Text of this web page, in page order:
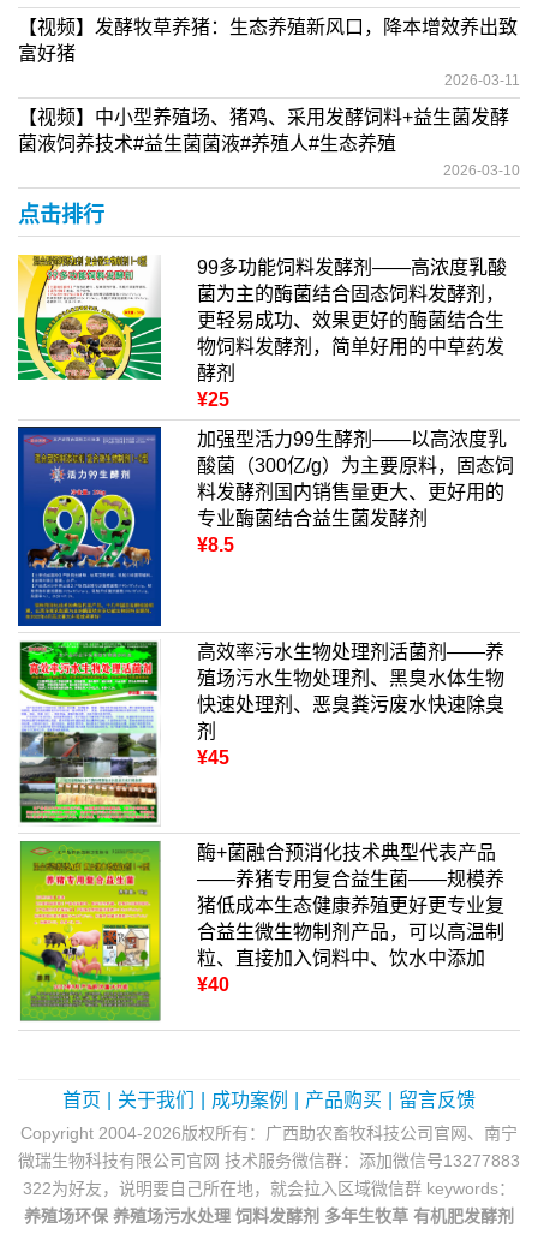
【视频】发酵牧草养猪：生态养殖新风口，降本增效养出致
富好猪
2026-03-11
【视频】中小型养殖场、猪鸡、采用发酵饲料+益生菌发酵
菌液饲养技术#益生菌菌液#养殖人#生态养殖
2026-03-10
点击排行
99多功能饲料发酵剂——高浓度乳酸
菌为主的酶菌结合固态饲料发酵剂，
更轻易成功、效果更好的酶菌结合生
物饲料发酵剂，简单好用的中草药发
酵剂
¥25
加强型活力99生酵剂——以高浓度乳
酸菌（300亿/g）为主要原料，固态饲
料发酵剂国内销售量更大、更好用的
专业酶菌结合益生菌发酵剂
¥8.5
高效率污水生物处理剂活菌剂——养
殖场污水生物处理剂、黑臭水体生物
快速处理剂、恶臭粪污废水快速除臭
剂
¥45
酶+菌融合预消化技术典型代表产品
——养猪专用复合益生菌——规模养
猪低成本生态健康养殖更好更专业复
合益生微生物制剂产品，可以高温制
粒、直接加入饲料中、饮水中添加
¥40
首页 关于我们 成功案例 产品购买 留言反馈
Copyright 2004-2026版权所有：广西助农畜牧科技公司官网、南宁
微瑞生物科技有限公司官网 技术服务微信群：添加微信号13277883
322为好友，说明要自己所在地，就会拉入区域微信群 keywords：
养殖场环保 养殖场污水处理 饲料发酵剂 多年生牧草 有机肥发酵剂